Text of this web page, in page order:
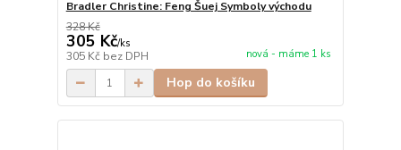
Bradler Christine: Feng Šuej Symboly východu
328 Kč
305 Kč/ks
305 Kč bez DPH nová - máme 1 ks
Hop do košíku